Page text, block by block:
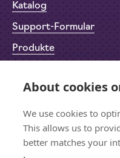
Katalog
Support-Formular
Produkte
Datenschutz
Impressum
About cookies
We use cookies to
This allows us to
better matches your